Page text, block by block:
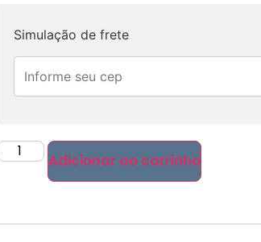
Simulação de frete
Adicionar ao carrinho